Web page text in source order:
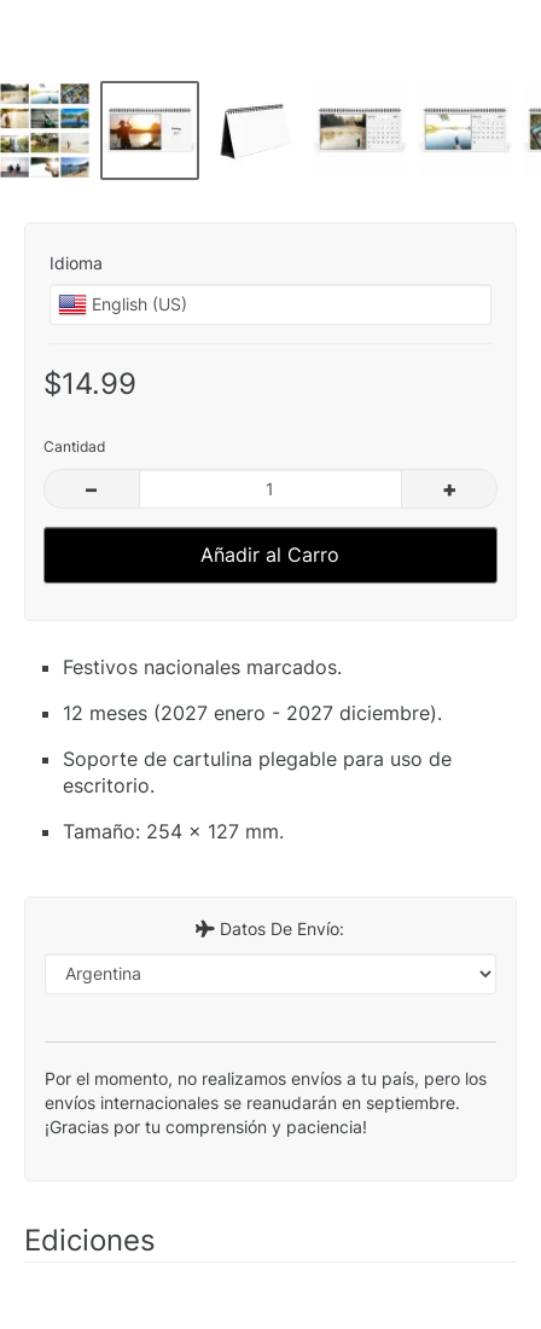
Idioma
$14.99
Cantidad
– +
Añadir al Carro
Festivos nacionales marcados.
12 meses (2027 enero - 2027 diciembre).
Soporte de cartulina plegable para uso de
escritorio.
Tamaño: 254 x 127 mm.
Datos De Envío:
Por el momento, no realizamos envíos a tu país, pero los
envíos internacionales se reanudarán en septiembre.
¡Gracias por tu comprensión y paciencia!
Ediciones